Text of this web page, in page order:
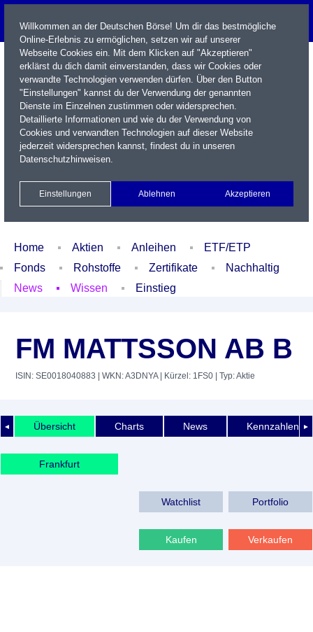
Name / WKN / ISIN / Kürzel
Xetra Realtime
Watchlist Portfolio Login
Home Aktien Anleihen
ETF/ETP
Fonds
Rohstoffe Zertifikate
Nachhaltig
News
Wissen Einstieg
FM MATTSSON AB B
ISIN: SE0018040883 | WKN: A3DNYA| Kürzel: 1FS0 | Typ: Aktie
◄ ►
Übersicht Charts News Kennzahlen
Frankfurt
Watchlist Portfolio
Kaufen Verkaufen
Willkommen an der Deutschen Börse! Um dir das bestmögliche
Online-Erlebnis zu ermöglichen, setzen wir auf unserer
Webseite Cookies ein. Mit dem Klicken auf "Akzeptieren"
erklärst du dich damit einverstanden, dass wir Cookies oder
verwandte Technologien verwenden dürfen. Über den Button
"Einstellungen" kannst du der Verwendung der genannten
Dienste im Einzelnen zustimmen oder widersprechen.
Detaillierte Informationen und wie du der Verwendung von
Cookies und verwandten Technologien auf dieser Website
jederzeit widersprechen kannst, findest du in unseren
Datenschutzhinweisen.
Einstellungen Ablehnen Akzeptieren